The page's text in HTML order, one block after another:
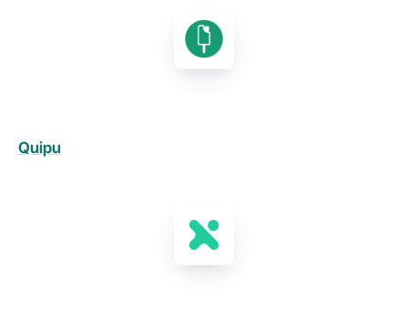
Quipu